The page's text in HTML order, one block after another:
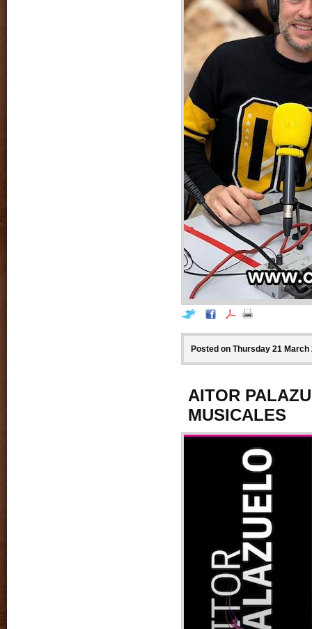
Posted on Thursday 21
AITOR
MUSICALES